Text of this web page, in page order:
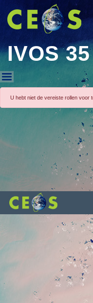
IVOS 35
IVOS 35
U hebt niet de vereiste rollen voor